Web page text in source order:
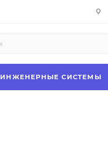
ИНЖЕНЕРНЫЕ СИСТЕМЫ